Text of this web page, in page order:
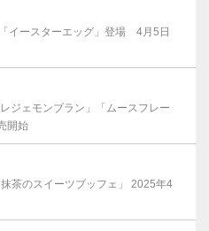
イースターエッグ」登場 4月5日
ジェモンブラン」「ムースフレー
開始
茶のスイーツブッフェ」 2025年4